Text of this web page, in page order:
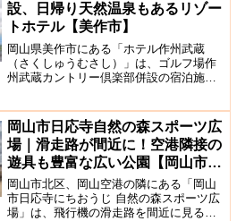
設、日帰り天然温泉もあるリゾー
トホテル【美作市】
岡山県美作市にある「ホテル作州武蔵
（さくしゅうむさし）」は、ゴルフ場作
州武蔵カントリー倶楽部併設の宿泊施設
はビュッフェスタイルで、かなり種類も
あり、洋食メニューでは、現...
岡山市日応寺自然の森スポーツ広
場｜滑走路が間近に！空港隣接の
遊具も豊富な広い公園【岡山市北
区】
岡山市北区、岡山空港の隣にある「岡山
市日応寺にちおうじ 自然の森スポーツ広
場」は、飛行機の滑走路を間近に見るこ